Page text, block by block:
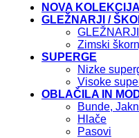
NOVA KOLEKCIJA
GLEŽNARJI /
Zimski
SUPERGE
Nizke
Visoke
OBLAČILA IN
Bunde,
Hlače
Pasovi